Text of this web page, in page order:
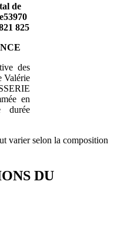
de
825
des
Valérie
en
durée
varier selon la composition
DU